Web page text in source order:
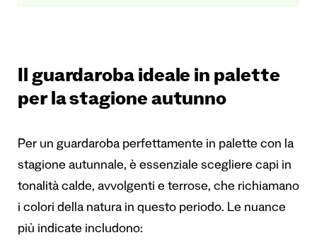
Il guardaroba ideale in palette
per la stagione autunno
Per un guardaroba perfettamente in palette con la
stagione autunnale, è essenziale scegliere capi in
tonalità calde, avvolgenti e terrose, che richiamano
i colori della natura in questo periodo. Le nuance
più indicate includono: